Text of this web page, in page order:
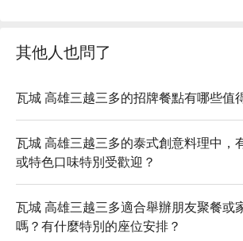
【摩摩喳喳】椰奶香滑，配料多樣豐富
【芋香黑糯米】黑糯米軟糯，芋頭香甜濃郁
【冰鎮檸檬香綠茶】清新酸甜，提神醒腦
【芒果汁】濃郁果香，滑順可口
【椰子汁】清涼椰香，潤喉解渴
【啤酒】清爽微苦，完美解渴
【紅白酒】果香濃郁，口感圓潤
其他人也問了
瓦城 高雄三越三多的招牌餐點有哪些值
瓦城 高雄三越三多的泰式創意料理中，
或特色口味特別受歡迎？
瓦城 高雄三越三多適合舉辦朋友聚餐或
嗎？有什麼特別的座位安排？